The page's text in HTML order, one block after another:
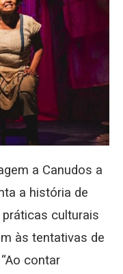
a Canudos a
a história de
culturais
às tentativas de
contar